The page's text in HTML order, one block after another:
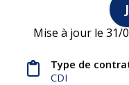
Mise à jour le 31/
Type de
CDI